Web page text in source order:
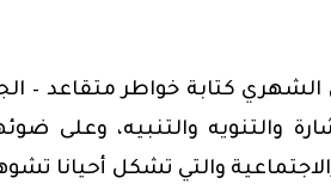
كتابة خواطر متقاعد –
والتنويه والتنبيه، وعلى
والتي تشكل